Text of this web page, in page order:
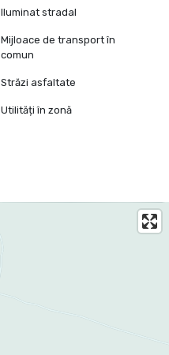
Iluminat stradal
Mijloace de transport în
comun
Străzi asfaltate
Utilități în zonă